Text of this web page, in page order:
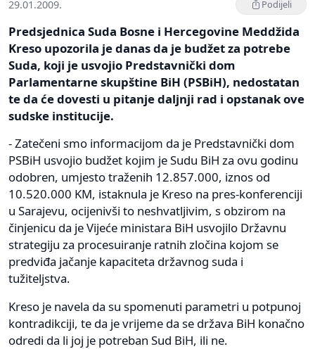
29.01.2009. Podijeli
Predsjednica Suda Bosne i Hercegovine Meddžida
Kreso upozorila je danas da je budžet za potrebe
Suda, koji je usvojio Predstavnički dom
Parlamentarne skupštine BiH (PSBiH), nedostatan
te da će dovesti u pitanje daljnji rad i opstanak ove
sudske institucije.
- Zatečeni smo informacijom da je Predstavnički dom
PSBiH usvojio budžet kojim je Sudu BiH za ovu godinu
odobren, umjesto traženih 12.857.000, iznos od
10.520.000 KM, istaknula je Kreso na pres-konferenciji
u Sarajevu, ocijenivši to neshvatljivim, s obzirom na
činjenicu da je Vijeće ministara BiH usvojilo Državnu
strategiju za procesuiranje ratnih zločina kojom se
predviđa jačanje kapaciteta državnog suda i
tužiteljstva.
Kreso je navela da su spomenuti parametri u potpunoj
kontradikciji, te da je vrijeme da se država BiH konačno
odredi da li joj je potreban Sud BiH, ili ne.